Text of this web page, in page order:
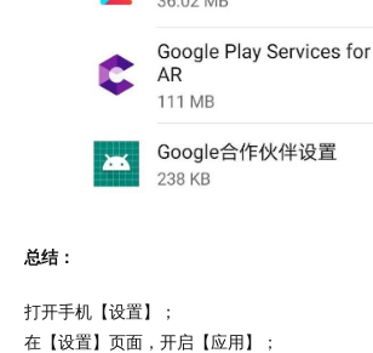
总结：
打开手机【设置】；
在【设置】页面，开启【应用】；